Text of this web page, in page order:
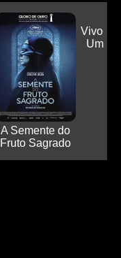
A Semente do
Fruto Sagrado
Vivo ou
Um